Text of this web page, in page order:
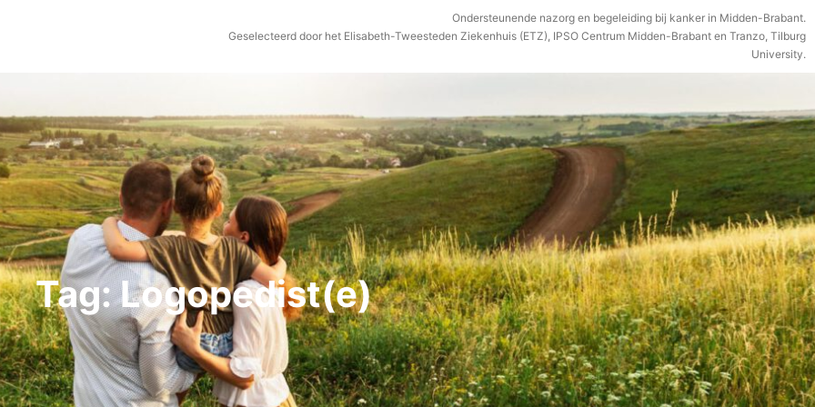
Ondersteunende nazorg en begeleiding bij kanker in Midden-Brabant.
Geselecteerd door het Elisabeth-Tweesteden Ziekenhuis (ETZ), IPSO Centrum Midden-Brabant en Tranzo, Tilburg
University.
Tag:Logopedist(e)